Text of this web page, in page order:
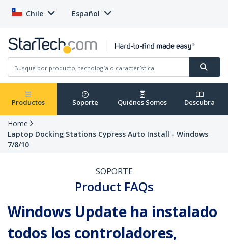
Chile Español
Productos Soporte Quiénes Somos Descubra
Home
Laptop Docking Stations Cypress Auto Install - Windows
7/8/10
SOPORTE
Product FAQs
Windows Update ha instalado
todos los controladores,